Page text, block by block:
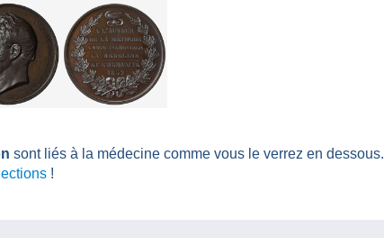
sont liés à la médecine comme vous le verrez en dessous.
!